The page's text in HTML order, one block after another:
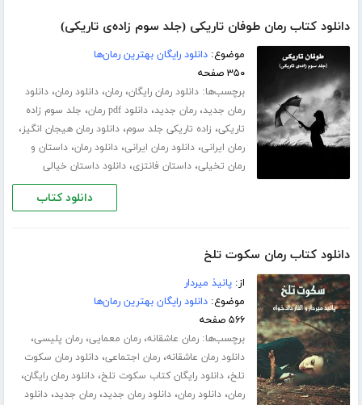
دانلود کتاب رمان طوفان تاریکی (جلد سوم زاده‌ی تاریکی)
موضوع:دانلود رایگان بهترین رمان‌ها
۳۵۰ صفحه
برچسب‌ها:دانلود رمان رایگان،رمان،دانلود رمان،دانلود
رمان جدید،رمان جدید،دانلود pdf رمان ، جلد سوم زاده
تاریکی، زاده تاریکی جلد سوم،دانلود رمان هیجان انگیز،
رمان ایرانی،دانلود رمان ایرانی،دانلود رمان،داستان و
رمان تخیلی،داستان فانتزی،دانلود داستان خیالی
دانلود کتاب
دانلود کتاب رمان سکوت تلخ
از:پانیذ میردار
موضوع:دانلود رایگان بهترین رمان‌ها
۵۶۶ صفحه
برچسب‌ها:رمان عاشقانه،رمان معمایی،رمان پلیسی،
دانلود رمان عاشقانه،رمان اجتماعی،دانلود رمان سکوت
تلخ،دانلود رایگان کتاب سکوت تلخ،دانلود رمان رایگان،
رمان،دانلود رمان،دانلود رمان جدید،رمان جدید،دانلود